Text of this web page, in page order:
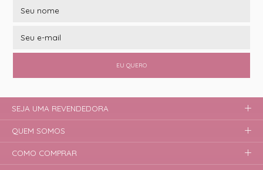
EU QUERO
SEJA UMA REVENDEDORA
QUEM SOMOS
COMO COMPRAR